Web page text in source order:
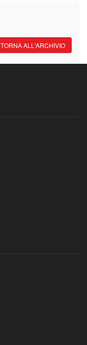
TORNA ALL'ARCHIVIO